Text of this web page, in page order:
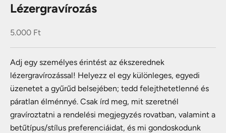
Lézergravírozás
Akciós ár
5.000 Ft
Adj egy személyes érintést az ékszerednek
lézergravírozással! Helyezz el egy különleges, egyedi
üzenetet a gyűrűd belsejében; tedd felejthetetlenné és
páratlan élménnyé. Csak írd meg, mit szeretnél
gravíroztatni a rendelési megjegyzés rovatban, valamint a
betűtípus/stílus preferenciáidat, és mi gondoskodunk